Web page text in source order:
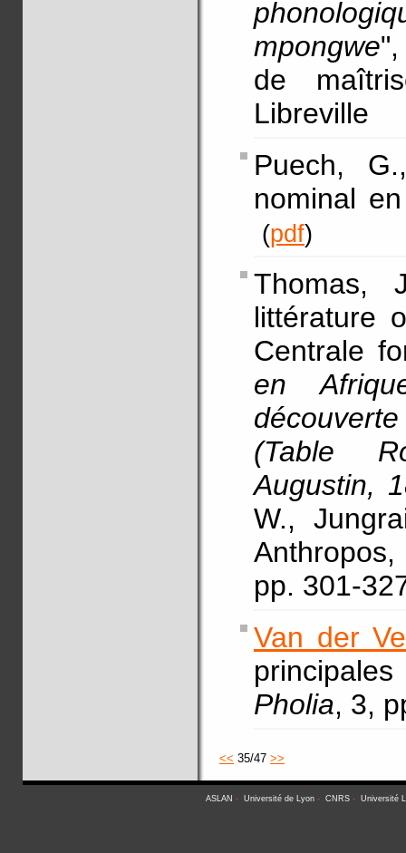
mpongwe
de
Libreville
Puech,
nominal
(pdf)
Thomas,
littérature
Centrale
en
(Table
Augustin,
W.,
pp. 301-
Van der
Pholia, 3,
<< 35/47 >>
ASLAN - Université de Lyon- CNRS- Université